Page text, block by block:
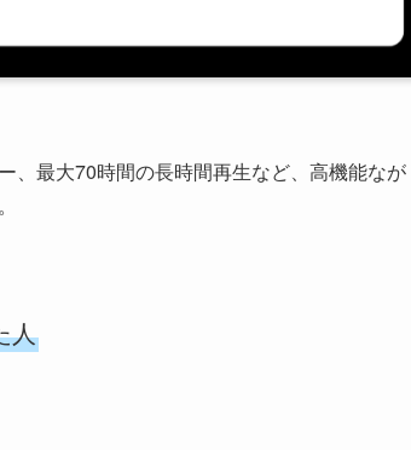
、最大70時間の長時間再生など、高機能なが
人